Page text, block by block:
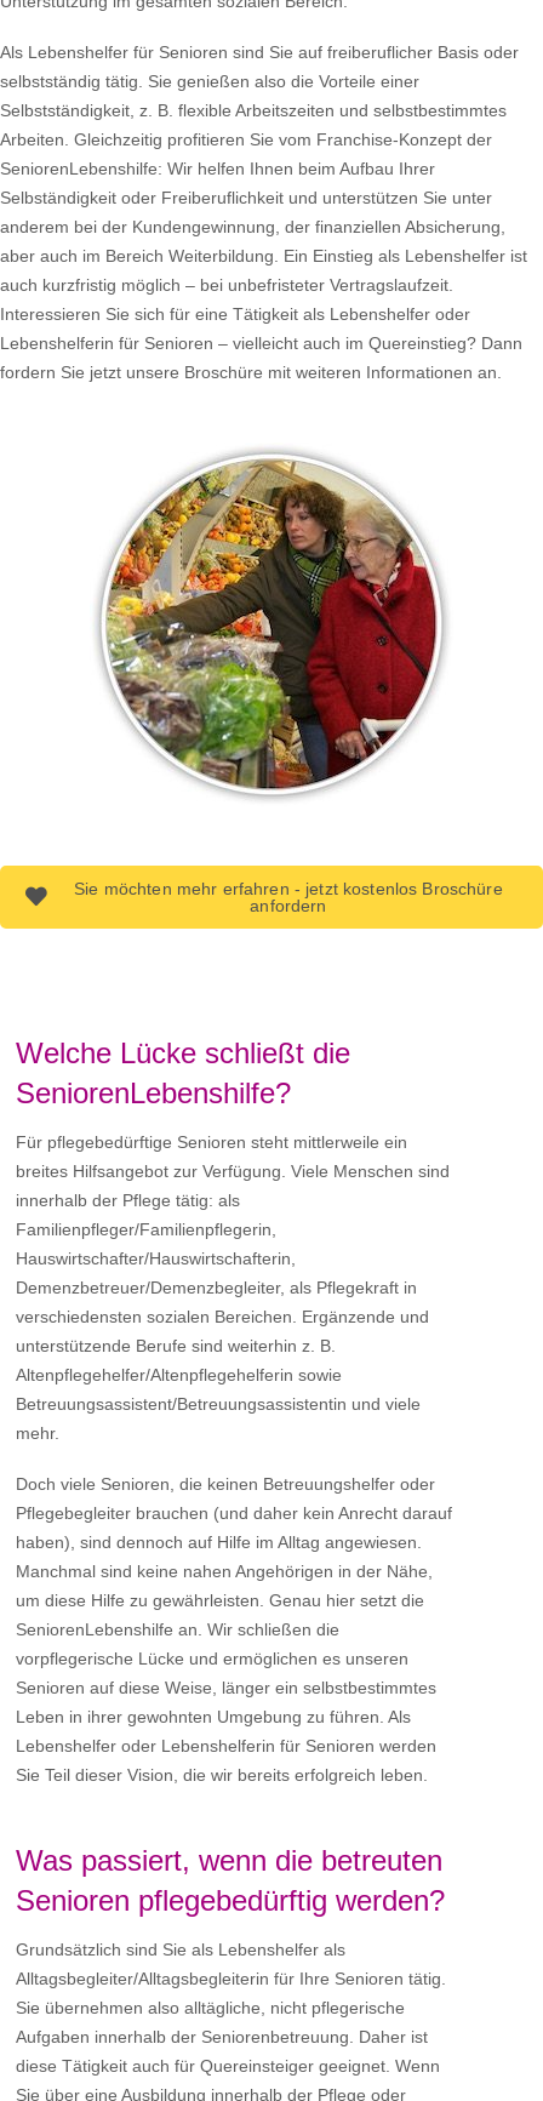
Als Lebenshelfer für Senioren sind Sie auf freiberuflicher Basis oder
selbstständig tätig. Sie genießen also die Vorteile einer
Selbstständigkeit, z. B. flexible Arbeitszeiten und selbstbestimmtes
Arbeiten. Gleichzeitig profitieren Sie vom Franchise-Konzept der
SeniorenLebenshilfe: Wir helfen Ihnen beim Aufbau Ihrer
Selbständigkeit oder Freiberuflichkeit und unterstützen Sie unter
anderem bei der Kundengewinnung, der finanziellen Absicherung,
aber auch im Bereich Weiterbildung. Ein Einstieg als Lebenshelfer ist
auch kurzfristig möglich – bei unbefristeter Vertragslaufzeit.
Interessieren Sie sich für eine Tätigkeit als Lebenshelfer oder
Lebenshelferin für Senioren – vielleicht auch im Quereinstieg? Dann
fordern Sie jetzt unsere Broschüre mit weiteren Informationen an.
Sie möchten mehr erfahren - jetzt kostenlos Broschüre
anfordern
Welche Lücke schließt die
SeniorenLebenshilfe?
Für pflegebedürftige Senioren steht mittlerweile ein
breites Hilfsangebot zur Verfügung. Viele Menschen sind
innerhalb der Pflege tätig: als
Familienpfleger/Familienpflegerin,
Hauswirtschafter/Hauswirtschafterin,
Demenzbetreuer/Demenzbegleiter, als Pflegekraft in
verschiedensten sozialen Bereichen. Ergänzende und
unterstützende Berufe sind weiterhin z. B.
Altenpflegehelfer/Altenpflegehelferin sowie
Betreuungsassistent/Betreuungsassistentin und viele
mehr.
Doch viele Senioren, die keinen Betreuungshelfer oder
Pflegebegleiter brauchen (und daher kein Anrecht darauf
haben), sind dennoch auf Hilfe im Alltag angewiesen.
Manchmal sind keine nahen Angehörigen in der Nähe,
um diese Hilfe zu gewährleisten. Genau hier setzt die
SeniorenLebenshilfe an. Wir schließen die
vorpflegerische Lücke und ermöglichen es unseren
Senioren auf diese Weise, länger ein selbstbestimmtes
Leben in ihrer gewohnten Umgebung zu führen. Als
Lebenshelfer oder Lebenshelferin für Senioren werden
Sie Teil dieser Vision, die wir bereits erfolgreich leben.
Was passiert, wenn die betreuten
Senioren pflegebedürftig werden?
Grundsätzlich sind Sie als Lebenshelfer als
Alltagsbegleiter/Alltagsbegleiterin für Ihre Senioren tätig.
Sie übernehmen also alltägliche, nicht pflegerische
Aufgaben innerhalb der Seniorenbetreuung. Daher ist
diese Tätigkeit auch für Quereinsteiger geeignet. Wenn
Sie über eine Ausbildung innerhalb der Pflege oder